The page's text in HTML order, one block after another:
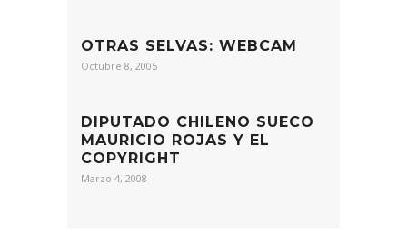
OTRAS SELVAS: WEBCAM
Octubre 8, 2005
DIPUTADO CHILENO SUECO
MAURICIO ROJAS Y EL
COPYRIGHT
Marzo 4, 2008